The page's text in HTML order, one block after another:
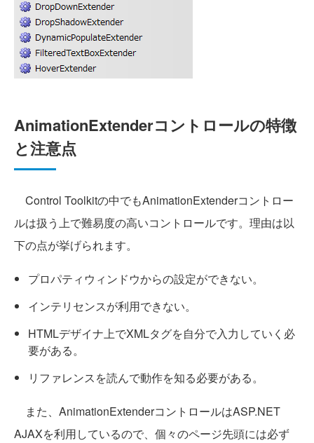
AnimationExtenderコントロールの特徴
と注意点
Control Toolkitの中でもAnimationExtenderコントロー
ルは扱う上で難易度の高いコントロールです。理由は以
下の点が挙げられます。
プロパティウィンドウからの設定ができない。
インテリセンスが利用できない。
HTMLデザイナ上でXMLタグを自分で入力していく必
要がある。
リファレンスを読んで動作を知る必要がある。
また、AnimationExtenderコントロールはASP.NET
AJAXを利用しているので、個々のページ先頭には必ず